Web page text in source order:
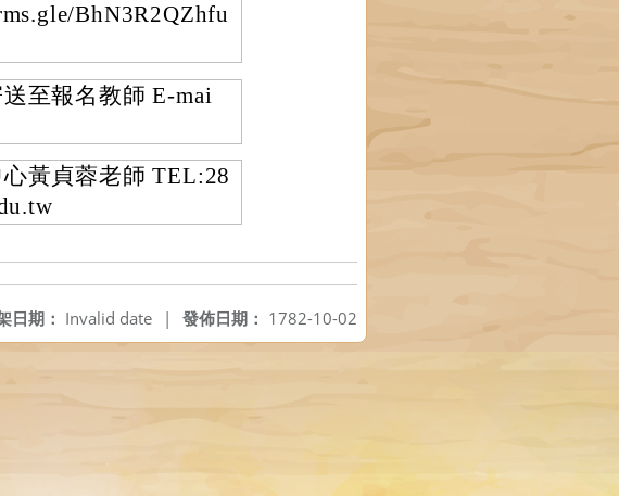
BhN3R2QZhfu
至報名教師 E-mai
黃貞蓉老師 TEL:28
發佈日期： 1782-10-02
日期： Invalid date |